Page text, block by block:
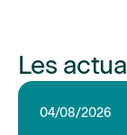
Annuaire
Les
04/08/2026